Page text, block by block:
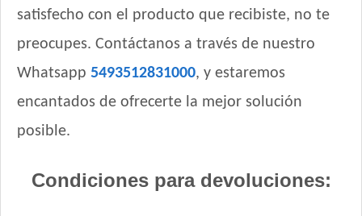
Capitán Gato Adulto
Cari Amici Gato Adulto Sabor Pescados
Cat Chow Gato Adulto Sabor Carne y Pollo
Cat Chow Gato Adulto sabor Pescado y Pollo
Catlike Adultos
satisfecho con el producto que recibiste, no te
preocupes. Contáctanos a través de nuestro
Whatsapp 5493512831000, y estaremos
encantados de ofrecerte la mejor solución
posible.
Condiciones para devoluciones: